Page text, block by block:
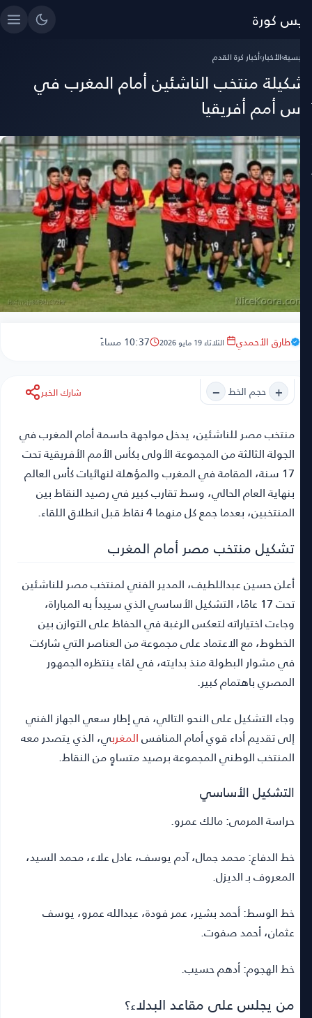
كورة
›الأخبار›أخبار كرة القدم
منتخب الناشئين أمام المغرب في
أمم أفريقيا
طارق الأحمدي الثلاثاء 19 مايو 2026 10:37 مساءً
+ حجم الخط − شارك الخبر
منتخب مصر للناشئين، يدخل مواجهة حاسمة أمام المغرب في
الجولة الثالثة من المجموعة الأولى بكأس الأمم الأفريقية تحت
17 سنة، المقامة في المغرب والمؤهلة لنهائيات كأس العالم
بنهاية العام الحالي، وسط تقارب كبير في رصيد النقاط بين
المنتخبين، بعدما جمع كل منهما 4 نقاط قبل انطلاق اللقاء.
تشكيل منتخب مصر أمام المغرب
أعلن حسين عبداللطيف، المدير الفني لمنتخب مصر للناشئين
تحت 17 عامًا، التشكيل الأساسي الذي سيبدأ به المباراة،
وجاءت اختياراته لتعكس الرغبة في الحفاظ على التوازن بين
الخطوط، مع الاعتماد على مجموعة من العناصر التي شاركت
في مشوار البطولة منذ بدايته، في لقاء ينتظره الجمهور
المصري باهتمام كبير.
وجاء التشكيل على النحو التالي، في إطار سعي الجهاز الفني
إلى تقديم أداء قوي أمام المنافسالمغربي، الذي يتصدر معه
المنتخب الوطني المجموعة برصيد متساوٍ من النقاط.
التشكيل الأساسي
حراسة المرمى: مالك عمرو.
خط الدفاع: محمد جمال، آدم يوسف، عادل علاء، محمد السيد،
المعروف بـ الديزل.
خط الوسط: أحمد بشير، عمر فودة، عبدالله عمرو، يوسف
عثمان، أحمد صفوت.
خط الهجوم: أدهم حسيب.
من يجلس على مقاعد البدلاء؟